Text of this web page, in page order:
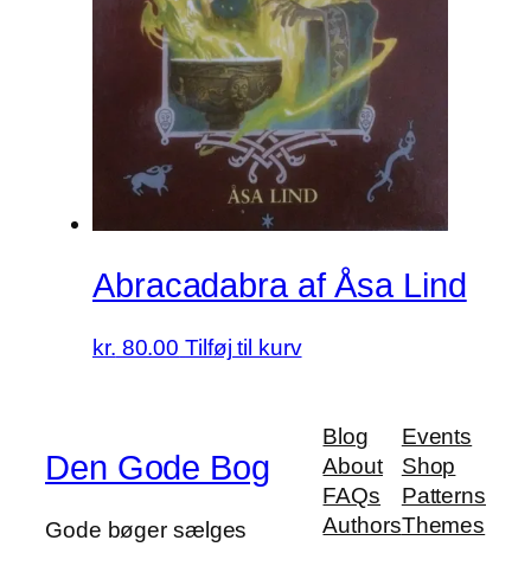
Abracadabra af Åsa Lind
kr. 80.00 Tilføj til kurv
Den Gode Bog
Gode bøger sælges
Blog
About
FAQs
Authors
Events
Shop
Patterns
Themes